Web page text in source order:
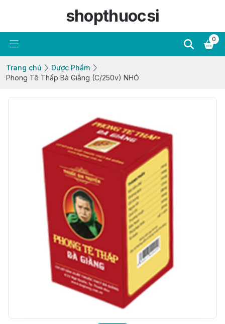
shopthuocsi
0
Trang chủ
Dược Phẩm
Phong Tê Thấp Bà Giằng (C/250v) NHỎ